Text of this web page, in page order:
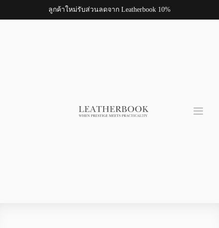
ลูกค้าใหม่รับส่วนลดจาก Leatherbook 10%